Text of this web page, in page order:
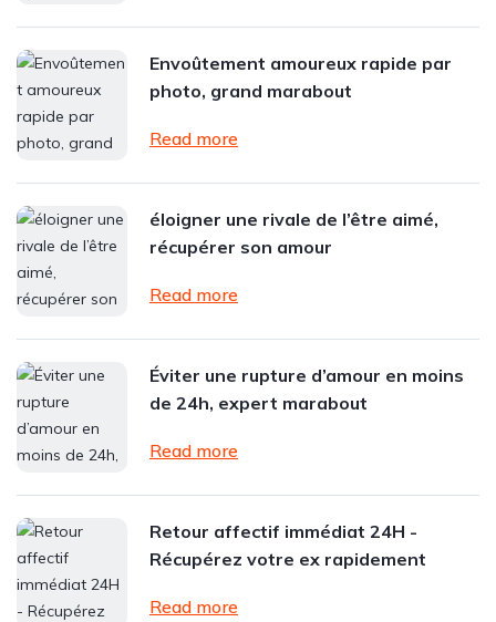
Envoûtement amoureux rapide par
photo, grand marabout
Read more
éloigner une rivale de l’être aimé,
récupérer son amour
Read more
Éviter une rupture d’amour en moins
de 24h, expert marabout
Read more
Retour affectif immédiat 24H -
Récupérez votre ex rapidement
Read more